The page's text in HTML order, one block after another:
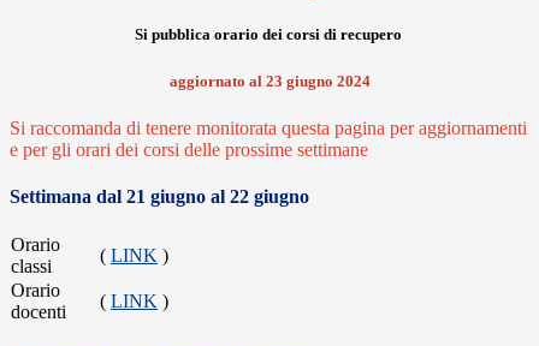
Si pubblica orario dei corsi di recupero
aggiornato al 23 giugno 2024
Si raccomanda di tenere monitorata questa pagina per aggiornamenti
e per gli orari dei corsi delle prossime settimane
Settimana dal 21 giugno al 22 giugno
Orario
classi
( LINK )
Orario
docenti
( LINK )